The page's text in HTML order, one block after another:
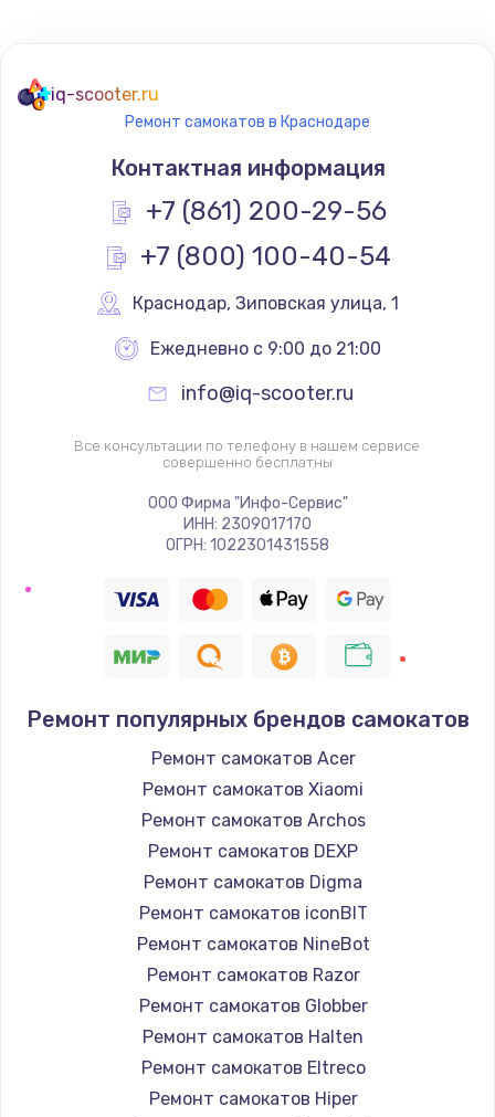
iq-scooter.ru
Ремонт самокатов в Краснодаре
Контактная информация
+7 (861) 200-29-56
+7 (800) 100-40-54
Краснодар, Зиповская улица, 1
Ежедневно с 9:00 до 21:00
info@iq-scooter.ru
Все консультации по телефону в нашем сервисе
совершенно бесплатны
ООО Фирма "Инфо-Сервис"
ИНН: 2309017170
ОГРН: 1022301431558
Ремонт популярных брендов самокатов
Ремонт самокатов Acer
Ремонт самокатов Xiaomi
Ремонт самокатов Archos
Ремонт самокатов DEXP
Ремонт самокатов Digma
Ремонт самокатов iconBIT
Ремонт самокатов NineBot
Ремонт самокатов Razor
Ремонт самокатов Globber
Ремонт самокатов Halten
Ремонт самокатов Eltreco
Ремонт самокатов Hiper